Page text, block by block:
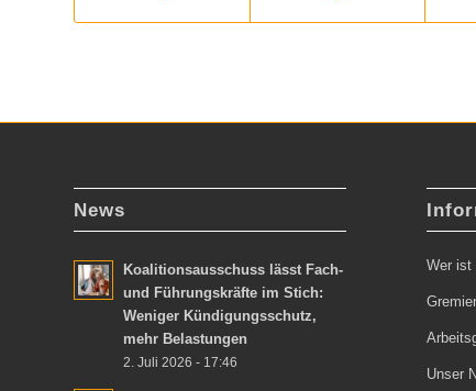
News
Koalitionsausschuss lässt Fach-
und Führungskräfte im Stich:
Weniger Kündigungsschutz,
mehr Belastungen
2. Juli 2026 - 17:46
Wer ist
Unser